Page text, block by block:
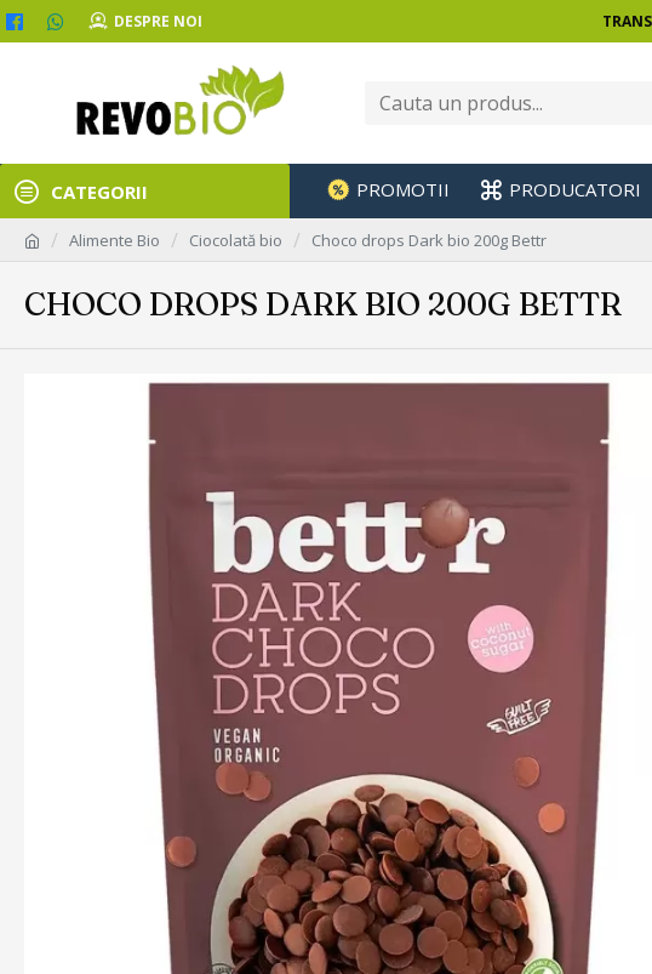
DESPRE NOI
CATEGORII PROMOTII PRODUCATORI
Alimente Bio Ciocolată bio Choco drops Dark bio 200g Bettr
CHOCO DROPS DARK BIO 200G BETTR